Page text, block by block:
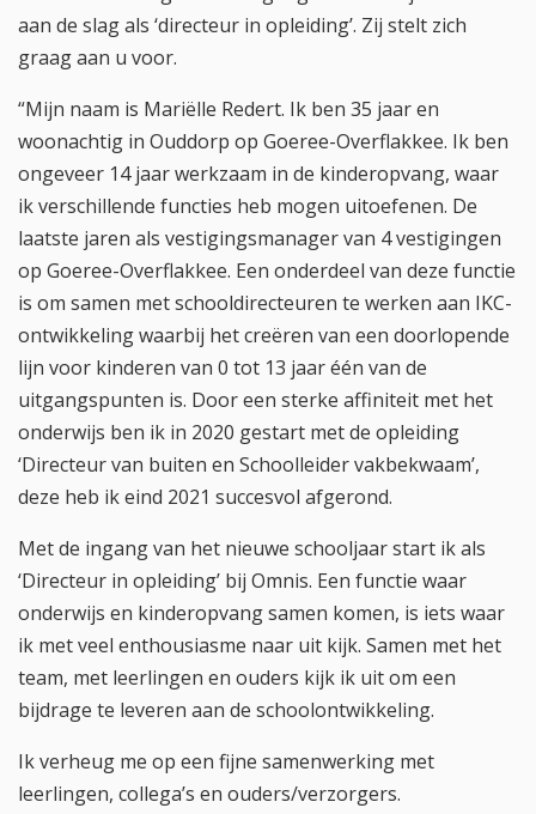
aan de slag als ‘directeur in opleiding’. Zij stelt zich
graag aan u voor.
“Mijn naam is Mariëlle Redert. Ik ben 35 jaar en
woonachtig in Ouddorp op Goeree-Overflakkee. Ik ben
ongeveer 14 jaar werkzaam in de kinderopvang, waar
ik verschillende functies heb mogen uitoefenen. De
laatste jaren als vestigingsmanager van 4 vestigingen
op Goeree-Overflakkee. Een onderdeel van deze functie
is om samen met schooldirecteuren te werken aan IKC-
ontwikkeling waarbij het creëren van een doorlopende
lijn voor kinderen van 0 tot 13 jaar één van de
uitgangspunten is. Door een sterke affiniteit met het
onderwijs ben ik in 2020 gestart met de opleiding
‘Directeur van buiten en Schoolleider vakbekwaam’,
deze heb ik eind 2021 succesvol afgerond.
Met de ingang van het nieuwe schooljaar start ik als
‘Directeur in opleiding’ bij Omnis. Een functie waar
onderwijs en kinderopvang samen komen, is iets waar
ik met veel enthousiasme naar uit kijk. Samen met het
team, met leerlingen en ouders kijk ik uit om een
bijdrage te leveren aan de schoolontwikkeling.
Ik verheug me op een fijne samenwerking met
leerlingen, collega’s en ouders/verzorgers.